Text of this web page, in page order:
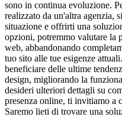
sono in continua evoluzione.
realizzato da un'altra agenzia,
situazione e offrirti una
opzioni, potremmo valutare la
web, abbandonando
tuo sito alle tue esigenze
beneficiare delle ultime
design, migliorando la
desideri ulteriori dettagli su
presenza online, ti invitiamo a
Saremo lieti di trovare una